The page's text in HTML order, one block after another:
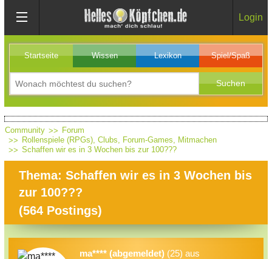
Login
Startseite Wissen Lexikon Spiel/Spaß
Community
Forum
Rollenspiele (RPGs), Clubs, Forum-Games, Mitmachen
Schaffen wir es in 3 Wochen bis zur 100???
Thema: Schaffen wir es in 3 Wochen bis
zur 100???
(564 Postings)
ma**** (abgemeldet) (25) aus